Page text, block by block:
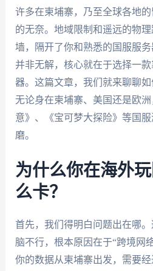
许多在柬埔寨，乃至全球各地
的无奈。地域限制和遥远的物
墙，隔开了你和熟悉的国服服
并非无解，核心就在于选择一
器。这篇文章，我们就来聊聊
无论身在柬埔寨、美国还是欧
意》、《宝可梦大探险》等国
磨。
为什么你在海外
么卡？
首先，我们得明白问题出在哪
脑不行，根本原因在于“跨境网
你的数据从柬埔寨出发，需要